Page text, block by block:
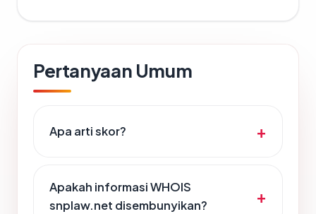
Pertanyaan Umum
Apa arti skor?
Apakah informasi WHOIS
snplaw.net disembunyikan?